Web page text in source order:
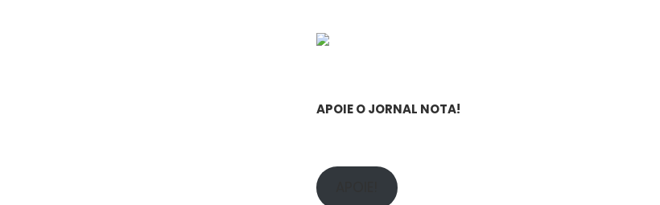
APOIE O JORNAL NOTA!